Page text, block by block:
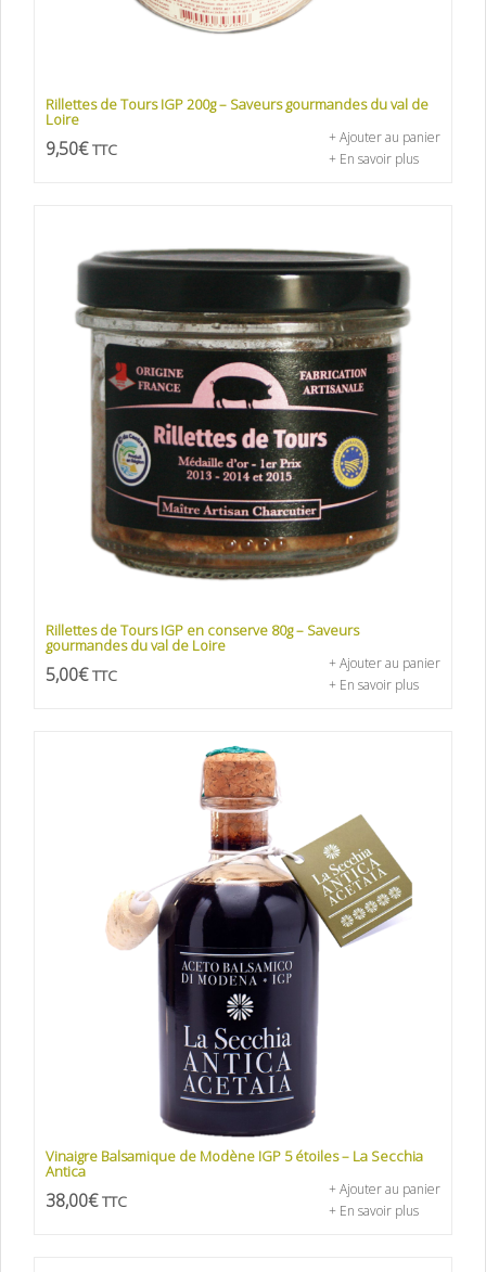
Rillettes de Tours IGP 200g – Saveurs gourmandes du val de
Loire
9,50€ TTC
+ Ajouter au panier
+ En savoir plus
Rillettes de Tours IGP en conserve 80g – Saveurs
gourmandes du val de Loire
5,00€ TTC
+ Ajouter au panier
+ En savoir plus
Vinaigre Balsamique de Modène IGP 5 étoiles – La Secchia
Antica
38,00€ TTC
+ Ajouter au panier
+ En savoir plus